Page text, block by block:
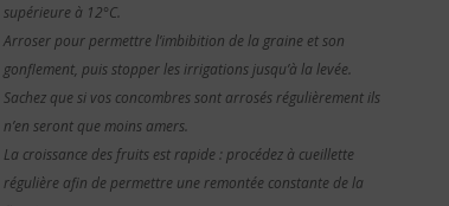
supérieure à 12°C.
Arroser pour permettre l’imbibition de la graine et son
gonflement, puis stopper les irrigations jusqu’à la levée.
Sachez que si vos concombres sont arrosés régulièrement ils
n’en seront que moins amers.
La croissance des fruits est rapide : procédez à cueillette
régulière afin de permettre une remontée constante de la